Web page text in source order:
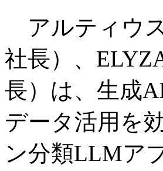
アルティウ
社長）、
長）は、生成
データ活用を
ン分類LLMア